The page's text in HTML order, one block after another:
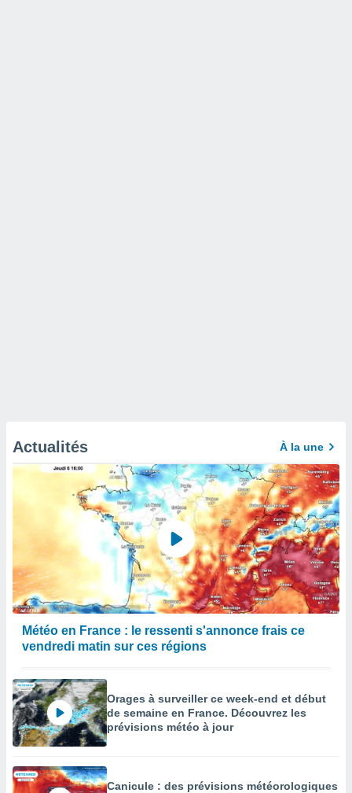
Actualités À la une
Météo en France : le ressenti s'annonce frais ce
vendredi matin sur ces régions
Orages à surveiller ce week-end et début
de semaine en France. Découvrez les
prévisions météo à jour
Canicule : des prévisions météorologiques